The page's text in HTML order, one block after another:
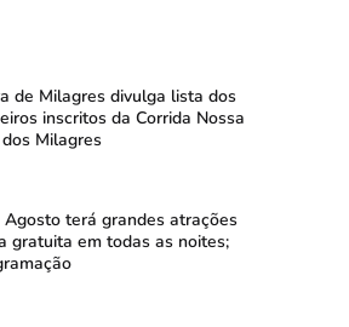
de Milagres divulga lista dos
inscritos da Corrida Nossa
Milagres
Agosto terá grandes atrações
gratuita em todas as noites;